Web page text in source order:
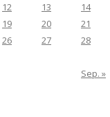
12 13 14
19 20 21
26 27 28
Sep. »